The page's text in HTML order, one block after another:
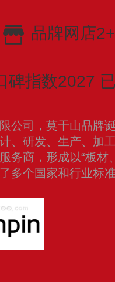
品牌网店2+
碑指数2027
公司，莫干山品牌
、研发、生产、加
务商，形成以“板材
多个国家和行业标